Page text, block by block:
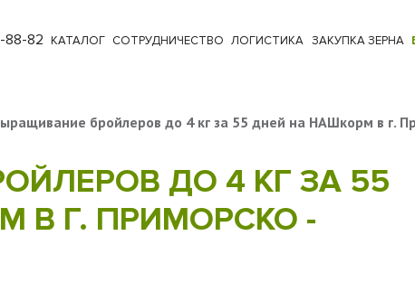
88-82 КАТАЛОГ СОТРУДНИЧЕСТВО ЛОГИСТИКА ЗАКУПКА ЗЕРНА
бройлеров до 4 кг за 55 дней на НАШкорм в г.
ДО 4 КГ ЗА 55
В Г. ПРИМОРСКО -